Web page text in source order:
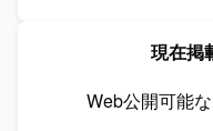
盤、コラボレーション
術・知見の幅を広げら
の技術検証や既存サー
しいです。 新しいツー
ジションの魅力】 大規
出・改善検討などを行ってい
ションを取りながら問
現在掲
Web公開可能な